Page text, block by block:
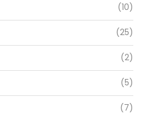
(10)
(25)
(2)
(5)
(7)